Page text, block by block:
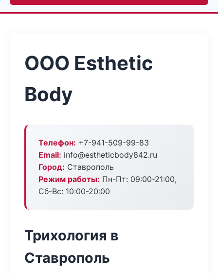
ООО Esthetic
Body
Телефон: +7-941-509-99-83
Email: info@estheticbody842.ru
Город: Ставрополь
Режим работы: Пн-Пт: 09:00-21:00,
Сб-Вс: 10:00-20:00
Трихология в
Ставрополь